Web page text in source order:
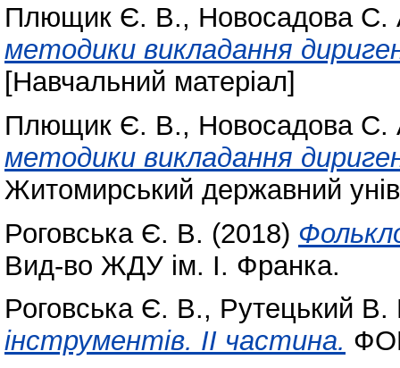
Плющик Є. В., Новосадова С.
методики викладання
[Навчальний матеріал]
Плющик Є. В., Новосадова С.
методики викладання
Житомирський державний
Роговська Є. В. (2018)
Вид-во ЖДУ ім. І. Франка.
Роговська Є. В., Рутецький В.
інструментів. ІІ частина.